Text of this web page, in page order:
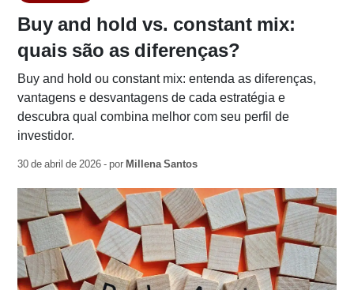
Buy and hold vs. constant mix:
quais são as diferenças?
Buy and hold ou constant mix: entenda as diferenças,
vantagens e desvantagens de cada estratégia e
descubra qual combina melhor com seu perfil de
investidor.
30 de abril de 2026 - por Millena Santos